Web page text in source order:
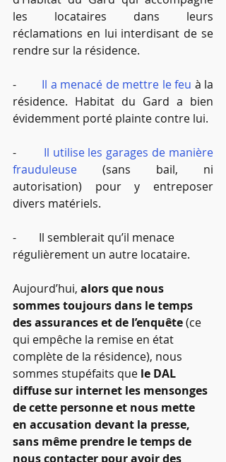
les locataires dans leurs
réclamations en lui interdisant de se
rendre sur la résidence.
- Il a menacé de mettre le feu à la
résidence. Habitat du Gard a bien
évidemment porté plainte contre lui.
- Il utilise les garages de manière
frauduleuse (sans bail, ni
autorisation) pour y entreposer
divers matériels.
-        Il semblerait qu’il menace
régulièrement un autre locataire.
Aujourd’hui, alors que nous
sommes toujours dans le temps
des assurances et de l’enquête (ce
qui empêche la remise en état
complète de la résidence), nous
sommes stupéfaits que le DAL
diffuse sur internet les mensonges
de cette personne et nous mette
en accusation devant la presse,
sans même prendre le temps de
nous contacter pour avoir des